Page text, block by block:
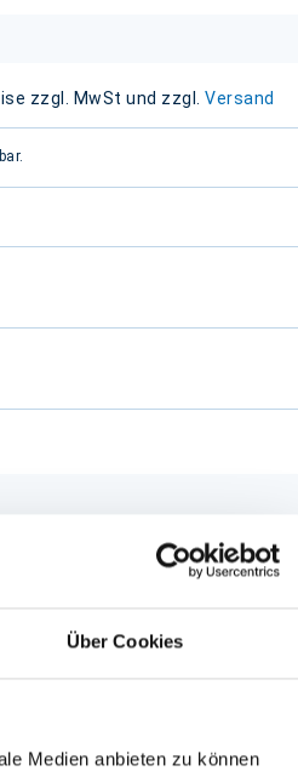
Über Cookies
Medien anbieten zu können
zzgl. MwSt und zzgl.Versand
dass sie
sie